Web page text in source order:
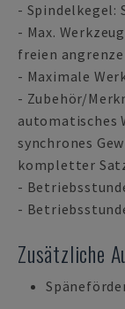
- Spindelkegel:
- Max.
freien
- Maximale
- Zubehör/
automatisches
synchrones
kompletter
-
-
Zusätzliche